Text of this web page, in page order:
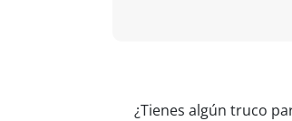
¿Tienes algún truco